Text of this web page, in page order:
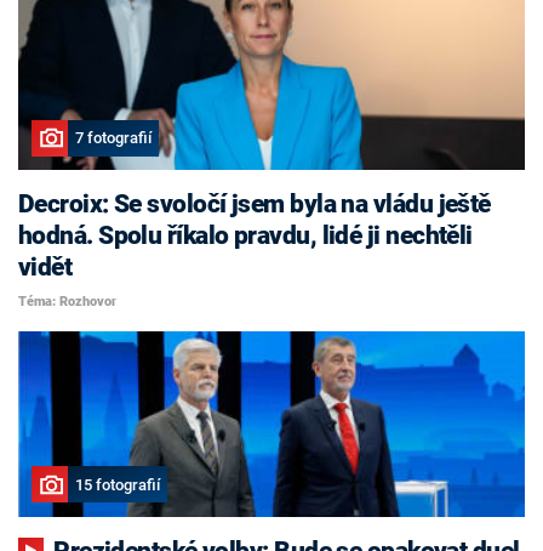
7 fotografií
Decroix: Se svoločí jsem byla na vládu ještě
hodná. Spolu říkalo pravdu, lidé ji nechtěli
vidět
Téma: Rozhovor
15 fotografií